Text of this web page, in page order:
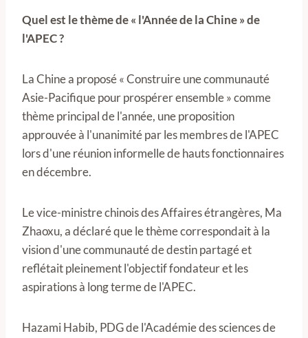
Quel est le thème de « l'Année de la Chine » de
l'APEC ?
La Chine a proposé « Construire une communauté
Asie-Pacifique pour prospérer ensemble » comme
thème principal de l'année, une proposition
approuvée à l'unanimité par les membres de l'APEC
lors d'une réunion informelle de hauts fonctionnaires
en décembre.
Le vice-ministre chinois des Affaires étrangères, Ma
Zhaoxu, a déclaré que le thème correspondait à la
vision d'une communauté de destin partagé et
reflétait pleinement l'objectif fondateur et les
aspirations à long terme de l'APEC.
Hazami Habib, PDG de l'Académie des sciences de